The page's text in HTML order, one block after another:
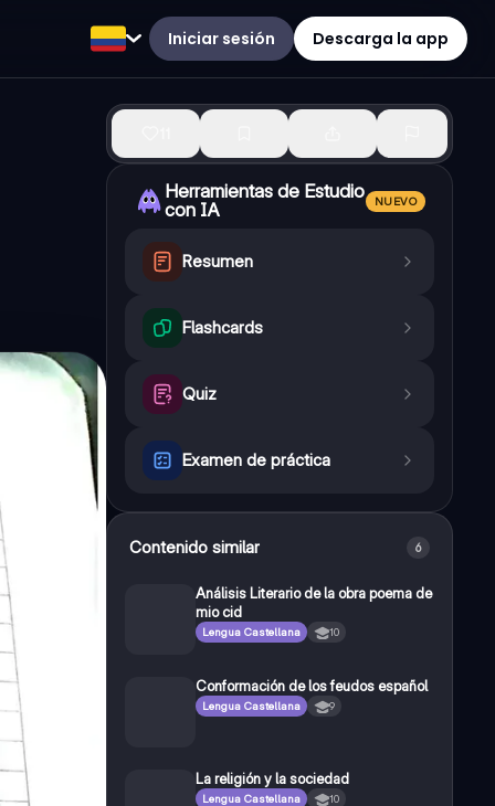
Iniciar sesión Descarga la app
Herramientas de Estudio
con IA
NUEVO
Resumen
Flashcards
Quiz
Examen de práctica
Contenido similar 6
Análisis Literario de la obra poema de
mio cid
Lengua Castellana 10
Conformación de los feudos español
Lengua Castellana 9
La religión y la sociedad
Lengua Castellana 10